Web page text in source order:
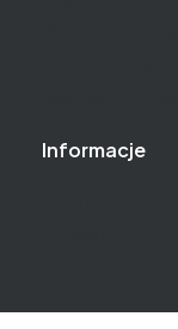
Informacje